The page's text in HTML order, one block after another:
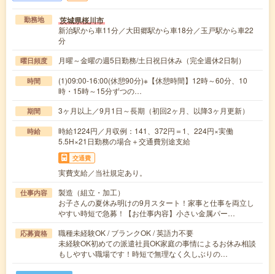
勤務地 茨城県桜川市
新治駅から車11分／大田郷駅から車18分／玉戸駅から車22
分
曜日頻度 月曜～金曜の週5日勤務/土日祝日休み（完全週休2日制）
時間
(1)09:00-16:00(休憩90分)※【休憩時間】12時～60分、10
時・15時～15分ずつの…
期間 3ヶ月以上／9月1日～長期（初回2ヶ月、以降3ヶ月更新）
時給
時給1224円／月収例：141、372円＝1、224円×実働
5.5H×21日勤務の場合＋交通費別途支給
交通費
実費支給／当社規定あり。
仕事内容
製造（組立・加工）
お子さんの夏休み明けの9月スタート！家事と仕事を両立し
やすい時短で急募！【お仕事内容】小さい金属パー…
応募資格
職種未経験OK / ブランクOK / 英語力不要
未経験OK初めての派遣社員OK家庭の事情によるお休み相談
もしやすい職場です！時短で無理なく久しぶりの…